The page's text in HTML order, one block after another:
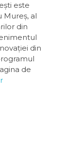
este
Mureș, al
din
din
de